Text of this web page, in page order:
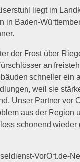
liegt im
in Baden-
der Frost über
an
schneller ein
weil sie
Unser Partner vor
aus der Region
schonend wieder
VorOrt.de-